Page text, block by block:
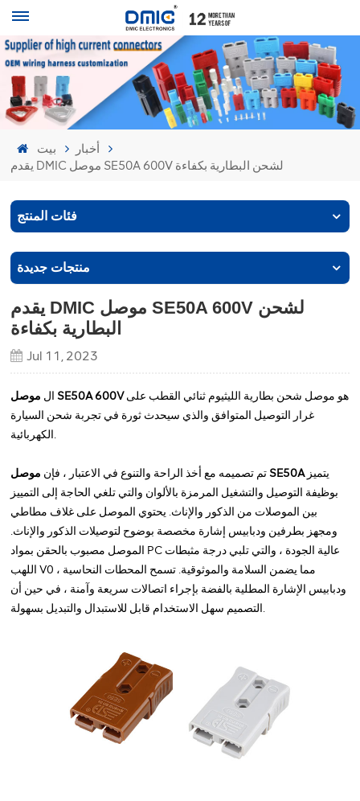
بيت
أخبار
يقدم DMIC موصل SE50A 600V لشحن البطارية بكفاءة
فئات المنتج
منتجات جديدة
يقدم DMIC موصل SE50A 600V لشحن
البطارية بكفاءة
Jul 11, 2023
ال موصل SE50A 600Vهو موصل شحن بطارية الليثيوم ثنائي القطب على
غرار التوصيل المتوافق والذي سيحدث ثورة في تجربة شحن السيارة
الكهربائية.
تم تصميمه مع أخذ الراحة والتنوع في الاعتبار ، فإنموصل SE50Aيتميز
بوظيفة التوصيل والتشغيل المرمزة بالألوان والتي تلغي الحاجة إلى التمييز
بين الموصلات من الذكور والإناث. يحتوي الموصل على غلاف مطاطي
ومجهز بطرفين ودبابيس إشارة مخصصة بوضوح لتوصيلات الذكور والإناث.
الموصل مصبوب بالحقن بمواد PC عالية الجودة ، والتي تلبي درجة مثبطات
اللهب V0 ، مما يضمن السلامة والموثوقية. تسمح المحطات النحاسية
ودبابيس الإشارة المطلية بالفضة بإجراء اتصالات سريعة وآمنة ، في حين أن
التصميم سهل الاستخدام قابل للاستبدال والتبديل بسهولة.